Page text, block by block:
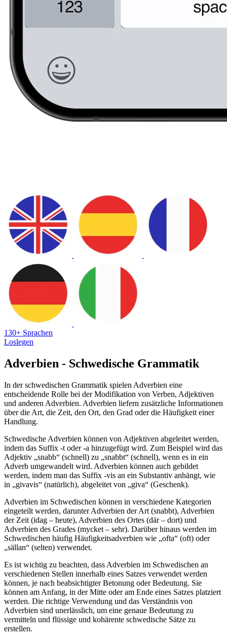
130+ Sprachen
Loslegen
Adverbien - Schwedische Grammatik
In der schwedischen Grammatik spielen Adverbien eine
entscheidende Rolle bei der Modifikation von Verben, Adjektiven
und anderen Adverbien. Adverbien liefern zusätzliche Informationen
über die Art, die Zeit, den Ort, den Grad oder die Häufigkeit einer
Handlung.
Schwedische Adverbien können von Adjektiven abgeleitet werden,
indem das Suffix -t oder -a hinzugefügt wird. Zum Beispiel wird das
Adjektiv „snabb“ (schnell) zu „snabbt“ (schnell), wenn es in ein
Adverb umgewandelt wird. Adverbien können auch gebildet
werden, indem man das Suffix -vis an ein Substantiv anhängt, wie
in „givavis“ (natürlich), abgeleitet von „giva“ (Geschenk).
Adverbien im Schwedischen können in verschiedene Kategorien
eingeteilt werden, darunter Adverbien der Art (snabbt), Adverbien
der Zeit (idag – heute), Adverbien des Ortes (där – dort) und
Adverbien des Grades (mycket – sehr). Darüber hinaus werden im
Schwedischen häufig Häufigkeitsadverbien wie „ofta“ (oft) oder
„sällan“ (selten) verwendet.
Es ist wichtig zu beachten, dass Adverbien im Schwedischen an
verschiedenen Stellen innerhalb eines Satzes verwendet werden
können, je nach beabsichtigter Betonung oder Bedeutung. Sie
können am Anfang, in der Mitte oder am Ende eines Satzes platziert
werden. Die richtige Verwendung und das Verständnis von
Adverbien sind unerlässlich, um eine genaue Bedeutung zu
vermitteln und flüssige und kohärente schwedische Sätze zu
erstellen.